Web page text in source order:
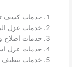
خدمات كشف
خدمات عزل
خدمات اصلاح
خدمات عزل
خدمات تنظيف